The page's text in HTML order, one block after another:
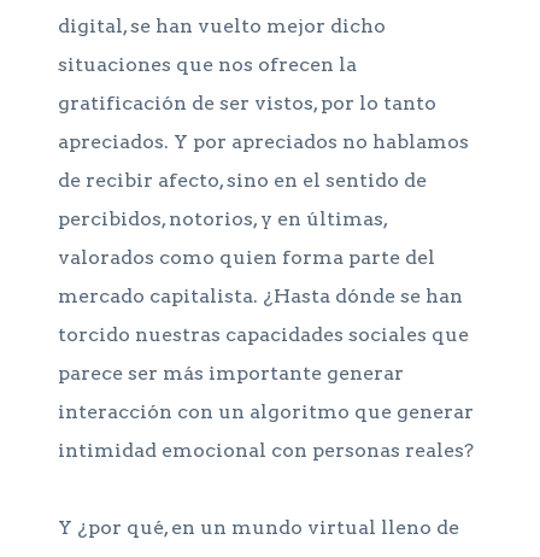
digital, se han vuelto mejor dicho
situaciones que nos ofrecen la
gratificación de ser vistos, por lo tanto
apreciados. Y por apreciados no hablamos
de recibir afecto, sino en el sentido de
percibidos, notorios, y en últimas,
valorados como quien forma parte del
mercado capitalista. ¿Hasta dónde se han
torcido nuestras capacidades sociales que
parece ser más importante generar
interacción con un algoritmo que generar
intimidad emocional con personas reales?
Y ¿por qué, en un mundo virtual lleno de